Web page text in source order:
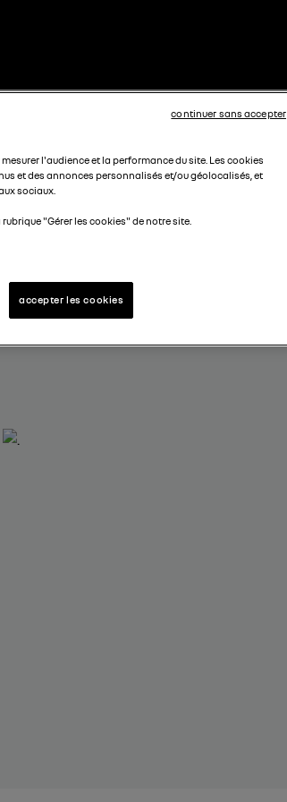
l'audience et la performance du site. Les cookies
et des annonces personnalisés et/ou géolocalisés, et
sociaux.
"Gérer les cookies" de notre site.
accepter les cookies
continuer sans accepter